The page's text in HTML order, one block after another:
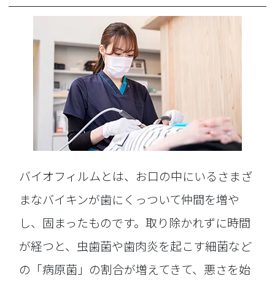
バイオフィルムとは、お口の中にいるさまざ
まなバイキンが歯にくっついて仲間を増や
し、固まったものです。取り除かれずに時間
が経つと、虫歯菌や歯肉炎を起こす細菌など
の「病原菌」の割合が増えてきて、悪さを始